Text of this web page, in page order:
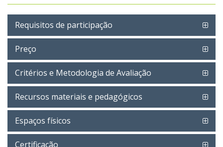
Requisitos de participação
Preço
Critérios e Metodologia de Avaliação
Recursos materiais e pedagógicos
Espaços físicos
Certificação